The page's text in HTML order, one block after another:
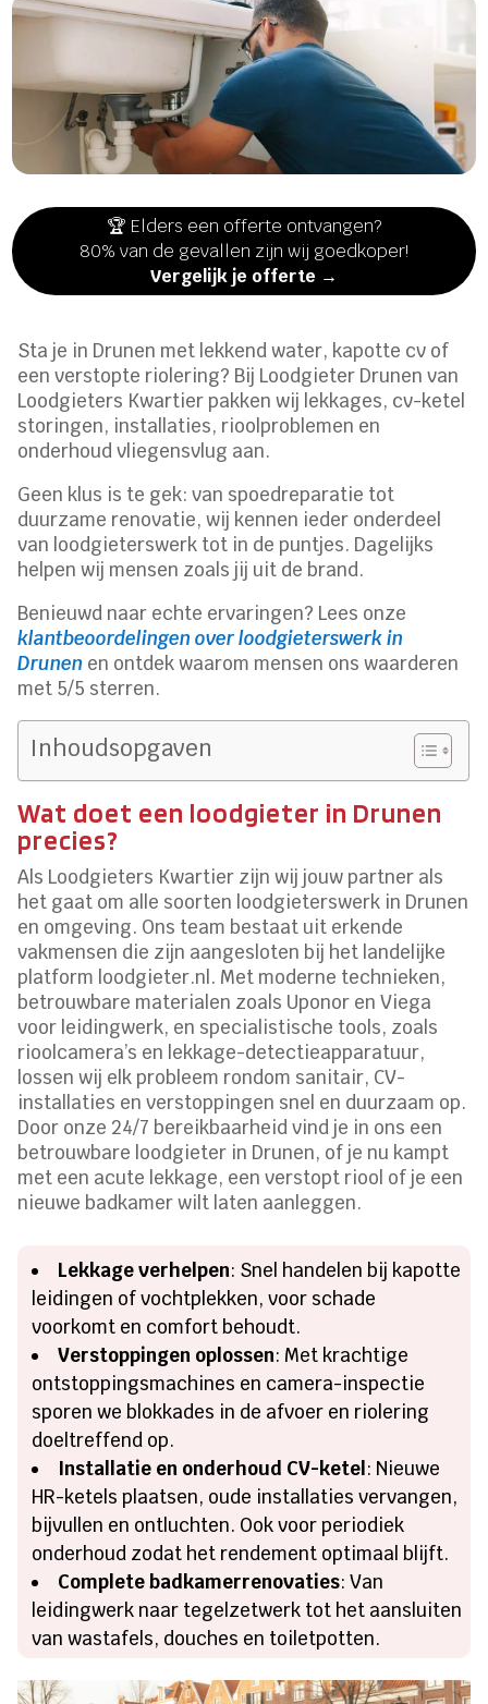
🏆 Elders een offerte ontvangen?
80% van de gevallen zijn wij goedkoper!
Vergelijk je offerte →
Sta je in Drunen met lekkend water, kapotte cv of
een verstopte riolering? Bij Loodgieter Drunen van
Loodgieters Kwartier pakken wij lekkages, cv-ketel
storingen, installaties, rioolproblemen en
onderhoud vliegensvlug aan.
Geen klus is te gek: van spoedreparatie tot
duurzame renovatie, wij kennen ieder onderdeel
van loodgieterswerk tot in de puntjes. Dagelijks
helpen wij mensen zoals jij uit de brand.
Benieuwd naar echte ervaringen? Lees onze
klantbeoordelingen over loodgieterswerk in
Drunen en ontdek waarom mensen ons waarderen
met 5/5 sterren.
Inhoudsopgaven
Wat doet een loodgieter in Drunen
precies?
Als Loodgieters Kwartier zijn wij jouw partner als
het gaat om alle soorten loodgieterswerk in Drunen
en omgeving. Ons team bestaat uit erkende
vakmensen die zijn aangesloten bij het landelijke
platform loodgieter.nl. Met moderne technieken,
betrouwbare materialen zoals Uponor en Viega
voor leidingwerk, en specialistische tools, zoals
rioolcamera’s en lekkage-detectieapparatuur,
lossen wij elk probleem rondom sanitair, CV-
installaties en verstoppingen snel en duurzaam op.
Door onze 24/7 bereikbaarheid vind je in ons een
betrouwbare loodgieter in Drunen, of je nu kampt
met een acute lekkage, een verstopt riool of je een
nieuwe badkamer wilt laten aanleggen.
Lekkage verhelpen: Snel handelen bij kapotte
leidingen of vochtplekken, voor schade
voorkomt en comfort behoudt.
Verstoppingen oplossen: Met krachtige
ontstoppingsmachines en camera-inspectie
sporen we blokkades in de afvoer en riolering
doeltreffend op.
Installatie en onderhoud CV-ketel: Nieuwe
HR-ketels plaatsen, oude installaties vervangen,
bijvullen en ontluchten. Ook voor periodiek
onderhoud zodat het rendement optimaal blijft.
Complete badkamerrenovaties: Van
leidingwerk naar tegelzetwerk tot het aansluiten
van wastafels, douches en toiletpotten.